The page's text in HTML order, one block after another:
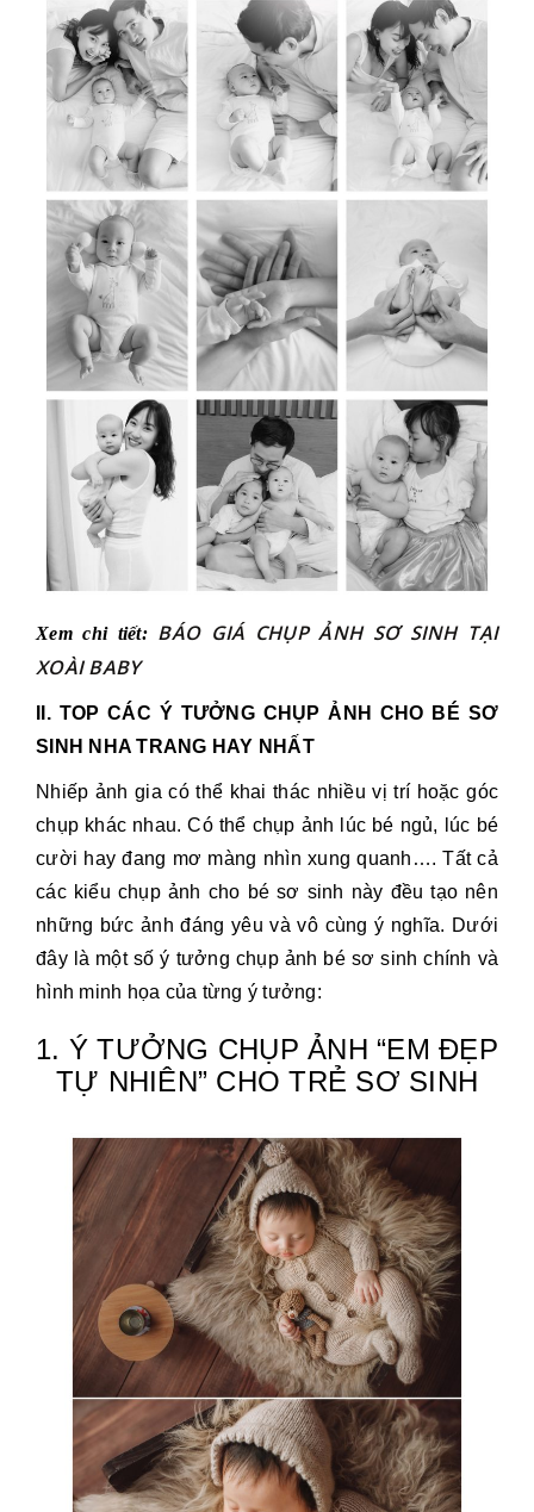
Xem chi tiết: BÁO GIÁ CHỤP ẢNH SƠ SINH TẠI
XOÀI BABY
II. TOP CÁC Ý TƯỞNG CHỤP ẢNH CHO BÉ SƠ
SINH NHA TRANG HAY NHẤT
Nhiếp ảnh gia có thể khai thác nhiều vị trí hoặc góc
chụp khác nhau. Có thể chụp ảnh lúc bé ngủ, lúc bé
cười hay đang mơ màng nhìn xung quanh…. Tất cả
các kiểu chụp ảnh cho bé sơ sinh này đều tạo nên
những bức ảnh đáng yêu và vô cùng ý nghĩa. Dưới
đây là một số ý tưởng chụp ảnh bé sơ sinh chính và
hình minh họa của từng ý tưởng:
1. Ý TƯỞNG CHỤP ẢNH “EM ĐẸP
TỰ NHIÊN” CHO TRẺ SƠ SINH